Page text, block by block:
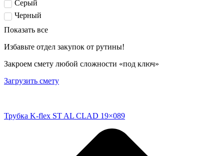
Серый
Черный
Показать все
Избавьте отдел закупок от рутины!
Закроем смету любой сложности «под ключ»
Загрузить смету
Трубка K-flex ST AL CLAD 19×089